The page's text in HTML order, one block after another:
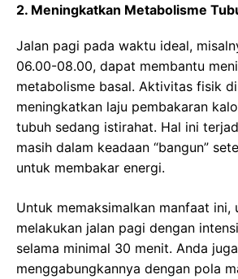
2. Meningkatkan Metabolisme
Jalan pagi pada waktu ideal,
06.00-08.00, dapat membantu
metabolisme basal. Aktivitas fisik
meningkatkan laju pembakaran
tubuh sedang istirahat. Hal ini
masih dalam keadaan “bangun”
untuk membakar energi.
Untuk memaksimalkan manfaat ini,
melakukan jalan pagi dengan
selama minimal 30 menit. Anda
menggabungkannya dengan pola